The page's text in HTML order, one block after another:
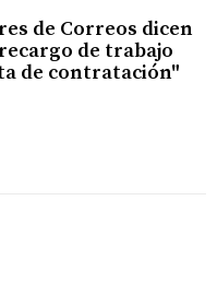
de Correos dicen
de trabajo
de contratación"